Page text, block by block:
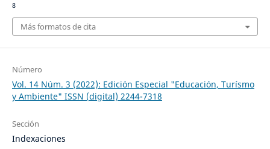
8
Más formatos de cita
Número
Vol. 14 Núm. 3 (2022): Edición Especial "Educación, Turísmo
y Ambiente" ISSN (digital) 2244-7318
Sección
Indexaciones